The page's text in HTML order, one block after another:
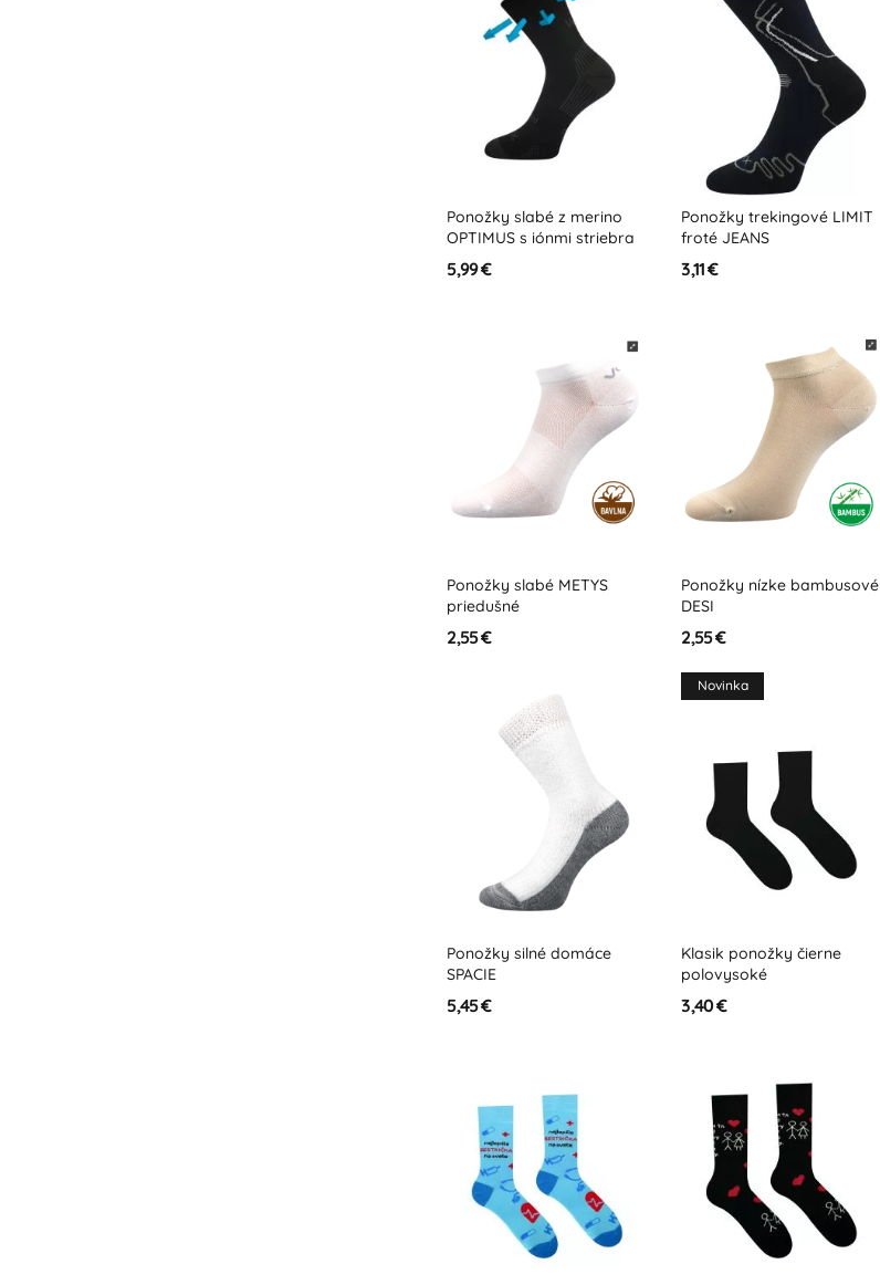
Ponožky slabé z merino
OPTIMUS s iónmi striebra
5,99 €
Ponožky trekingové LIMIT
froté JEANS
3,11 €
Ponožky slabé METYS
priedušné
2,55 €
Ponožky nízke bambusové
DESI
2,55 €
Ponožky silné domáce
SPACIE
5,45 €
Novinka
Klasik ponožky čierne
polovysoké
3,40 €